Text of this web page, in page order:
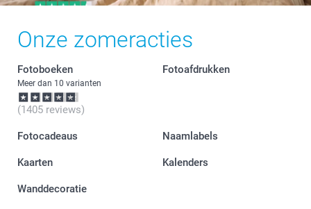
Onze zomeracties
Fotoboeken
Meer dan 10 varianten
(1405 reviews)
Fotoafdrukken
Fotocadeaus Naamlabels
Kaarten Kalenders
Wanddecoratie